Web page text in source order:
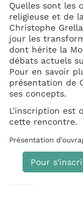
Quelles sont les
religieuse et de
Christophe
jour les
dont hérite la
débats actuels
Pour en savoir
présentation de
ses concepts.
L'inscription est
cette rencontre.
Présentation
Pour